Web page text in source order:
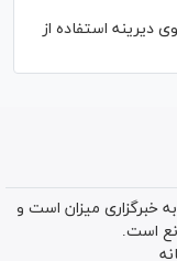
دیرینه استفاده از
خبرگزاری میزان است و
است.